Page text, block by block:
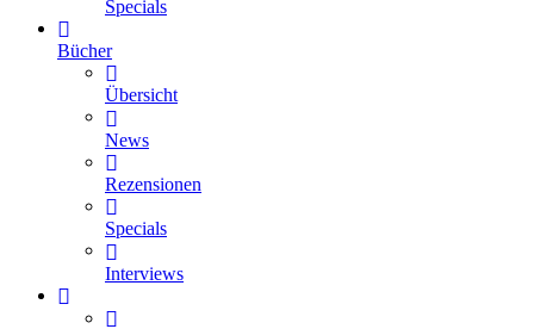
Specials
Bücher
Übersicht
News
Rezensionen
Specials
Interviews